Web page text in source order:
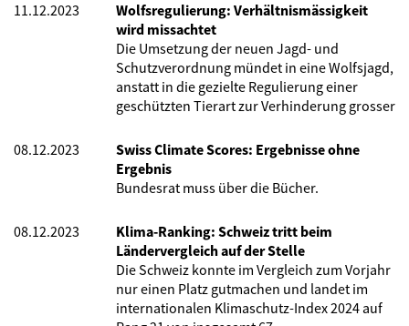
11.12.2023
Wolfsregulierung: Verhältnismässigkeit
wird missachtet
Die Umsetzung der neuen Jagd- und
Schutzverordnung mündet in eine Wolfsjagd,
anstatt in die gezielte Regulierung einer
geschützten Tierart zur Verhinderung grosser
08.12.2023
Swiss Climate Scores: Ergebnisse ohne
Ergebnis
Bundesrat muss über die Bücher.
08.12.2023
Klima-Ranking: Schweiz tritt beim
Ländervergleich auf der Stelle
Die Schweiz konnte im Vergleich zum Vorjahr
nur einen Platz gutmachen und landet im
internationalen Klimaschutz-Index 2024 auf